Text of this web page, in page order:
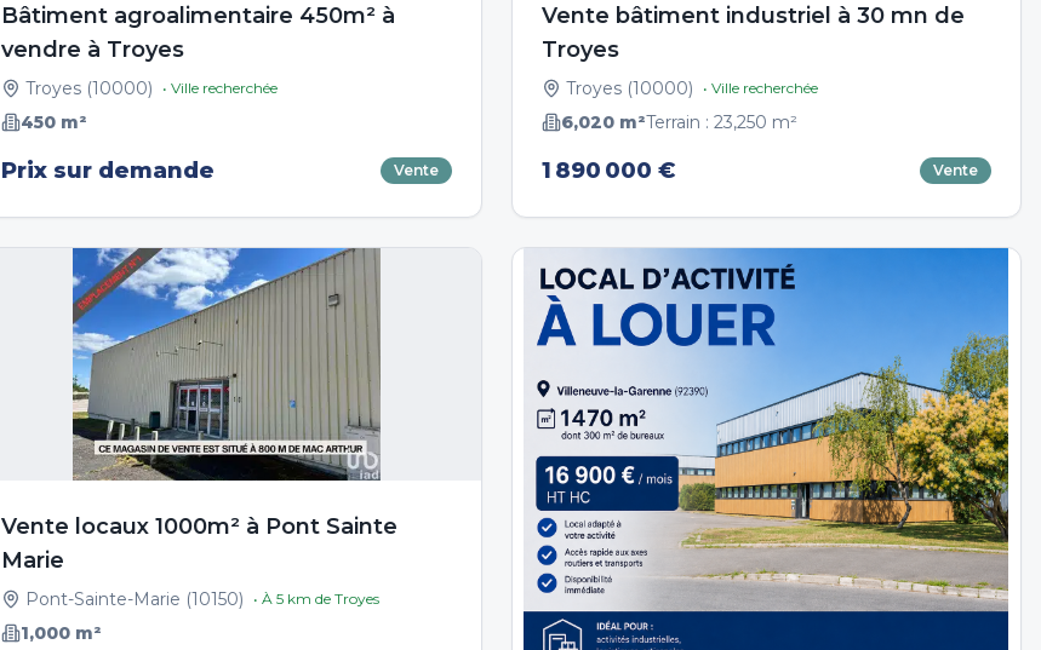
Bâtiment agroalimentaire 450m² à
vendre à Troyes
Troyes (10000) • Ville recherchée
450 m²
Prix sur demande Vente
Vente bâtiment industriel à 30 mn de
Troyes
Troyes(10000) • Ville recherchée
6,020m²Terrain : 23,250 m²
1 890 000 € Vente
Vente locaux 1000m² à Pont Sainte
Marie
Pont-Sainte-Marie (10150) • À5 km deTroyes
1,000 m²